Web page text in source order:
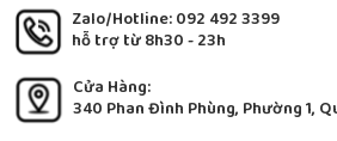
Zalo/Hotline: 092 492 3399
hỗ trợ từ 8h30 - 23h
Cửa Hàng:
340 Phan Đình Phùng, Phường 1,